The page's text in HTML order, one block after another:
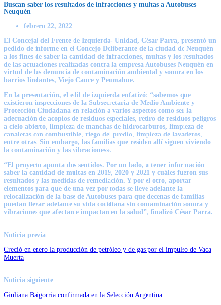
Buscan saber los resultados de infracciones y multas a Autobuses
Neuquén
febrero 22, 2022
El Concejal del Frente de Izquierda- Unidad, César Parra, presentó un
pedido de informe en el Concejo Deliberante de la ciudad de Neuquén
a los fines de saber la cantidad de infracciones, multas y los resultados
de las actuaciones realizadas contra la empresa Autobuses Neuquén en
virtud de las denuncia de contaminación ambiental y sonora en los
barrios lindantes, Viejo Cauce y Peumahue.
En la presentación, el edil de izquierda enfatizó: “sabemos que
existieron inspecciones de la Subsecretaria de Medio Ambiente y
Protección Ciudadana en relación a varios aspectos como ser la
adecuación de acopios de residuos especiales, retiro de residuos peligros
a cielo abierto, limpieza de manchas de hidrocarburos, limpieza de
canaletas con combustible, riego del predio, limpieza de lavaderos,
entre otras. Sin embargo, las familias que residen allí siguen viviendo
la contaminación y las vibraciones».
“El proyecto apunta dos sentidos. Por un lado, a tener información
saber la cantidad de multas en 2019, 2020 y 2021 y cuáles fueron sus
resultados y las medidas de remediación. Y por el otro, aportar
elementos para que de una vez por todas se lleve adelante la
relocalización de la base de Autobuses para que decenas de familias
puedan llevar adelante su vida cotidiana sin contaminación sonora y
vibraciones que afectan e impactan en la salud”, finalizó César Parra.
Noticia previa
Creció en enero la producción de petróleo y de gas por el impulso de Vaca
Muerta
Noticia siguiente
Giuliana Baigorria confirmada en la Selección Argentina